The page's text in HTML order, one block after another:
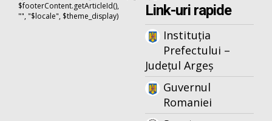
$footerContent.getArticleId(),
"", "$locale", $theme_display)
Link-uri rapide
Instituția
Prefectului –
Județul Argeș
Guvernul
Romaniei